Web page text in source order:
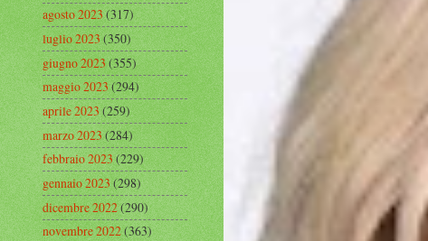
agosto 2023(317)
luglio 2023(350)
giugno 2023(355)
maggio 2023(294)
aprile 2023(259)
marzo 2023(284)
febbraio 2023(229)
gennaio 2023(298)
dicembre 2022(290)
novembre 2022(363)